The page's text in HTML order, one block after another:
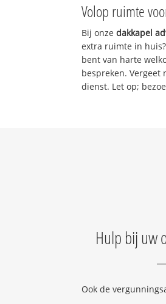
Volop ruimte
Bij onzedakkapel
extra ruimte in
bent van harte
bespreken. Vergeet
dienst. Let op;
Hulp bij uw
Ook de